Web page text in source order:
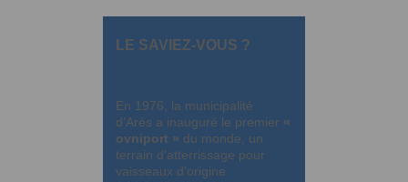
LE SAVIEZ-VOUS ?
En 1976, la municipalité
d’Arès a inauguré le premier «
ovniport » du monde, un
terrain d’atterrissage pour
vaisseaux d’origine